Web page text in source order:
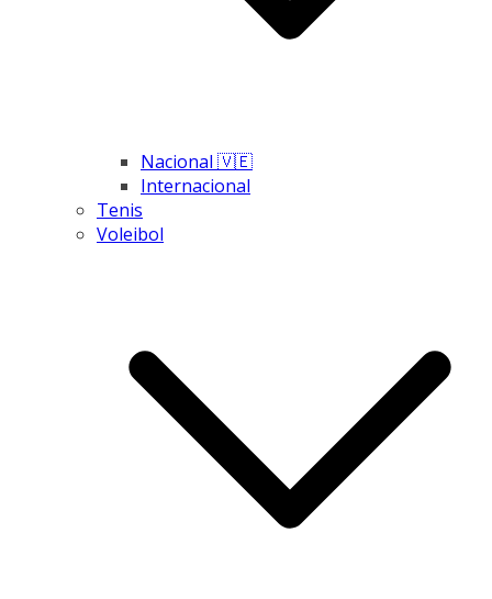
Nacional 🇻🇪
Internacional
Tenis
Voleibol